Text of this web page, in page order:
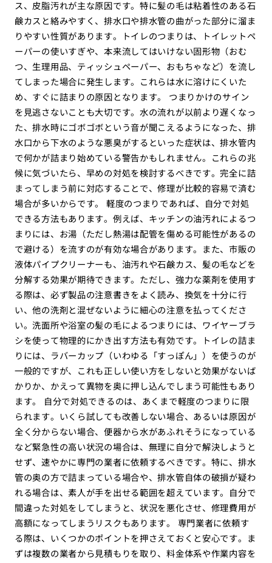
ス、皮脂汚れが主な原因です。特に髪の毛は粘着性のある石
鹸カスと絡みやすく、排水口や排水管の曲がった部分に溜ま
りやすい性質があります。トイレのつまりは、トイレットペ
ーパーの使いすぎや、本来流してはいけない固形物（おむ
つ、生理用品、ティッシュペーパー、おもちゃなど）を流し
てしまった場合に発生します。これらは水に溶けにくいた
め、すぐに詰まりの原因となります。 つまりかけのサイン
を見逃さないことも大切です。水の流れが以前より遅くなっ
た、排水時にゴボゴボという音が聞こえるようになった、排
水口から下水のような悪臭がするといった症状は、排水管内
で何かが詰まり始めている警告かもしれません。これらの兆
候に気づいたら、早めの対処を検討するべきです。完全に詰
まってしまう前に対応することで、修理が比較的容易で済む
場合が多いからです。 軽度のつまりであれば、自分で対処
できる方法もあります。例えば、キッチンの油汚れによるつ
まりには、お湯（ただし熱湯は配管を傷める可能性があるの
で避ける）を流すのが有効な場合があります。また、市販の
液体パイプクリーナーも、油汚れや石鹸カス、髪の毛などを
分解する効果が期待できます。ただし、強力な薬剤を使用す
る際は、必ず製品の注意書きをよく読み、換気を十分に行
い、他の洗剤と混ぜないように細心の注意を払ってくださ
い。洗面所や浴室の髪の毛によるつまりには、ワイヤーブラ
シを使って物理的にかき出す方法も有効です。トイレの詰ま
りには、ラバーカップ（いわゆる「すっぽん」）を使うのが
一般的ですが、これも正しい使い方をしないと効果がないば
かりか、かえって異物を奥に押し込んでしまう可能性もあり
ます。 自分で対処できるのは、あくまで軽度のつまりに限
られます。いくら試しても改善しない場合、あるいは原因が
全く分からない場合、便器から水があふれそうになっている
など緊急性の高い状況の場合は、無理に自分で解決しようと
せず、速やかに専門の業者に依頼するべきです。特に、排水
管の奥の方で詰まっている場合や、排水管自体の破損が疑わ
れる場合は、素人が手を出せる範囲を超えています。自分で
間違った対処をしてしまうと、状況を悪化させ、修理費用が
高額になってしまうリスクもあります。 専門業者に依頼す
る際は、いくつかのポイントを押さえておくと安心です。ま
ずは複数の業者から見積もりを取り、料金体系や作業内容を